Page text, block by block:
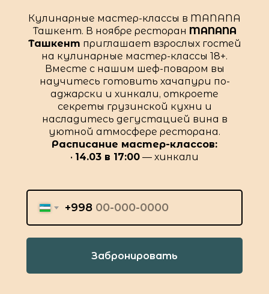
+998
Забронировать
Кулинарные мастер-классы в MANANA
Ташкент. В ноябре ресторан MANANA
Ташкент приглашает взрослых гостей
на кулинарные мастер-классы 18+.
Вместе с нашим шеф-поваром вы
научитесь готовить хачапури по-
аджарски и хинкали, откроете
секреты грузинской кухни и
насладитесь дегустацией вина в
уютной атмосфере ресторана.
Расписание мастер-классов:
• 14.03 в 17:00 — хинкали